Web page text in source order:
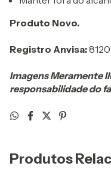
Produto Novo.
Registro Anvisa:
Imagens Meramente
responsabilidade do
Produtos